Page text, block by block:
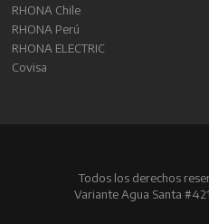
RHONA Chile
RHONA Perú
RHONA ELECTRIC
Covisa
Todos los derechos
Variante Agua Santa